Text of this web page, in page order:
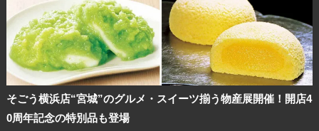
そごう横浜店“宮城”のグルメ・スイーツ揃う物産展開催！開店4
0周年記念の特別品も登場